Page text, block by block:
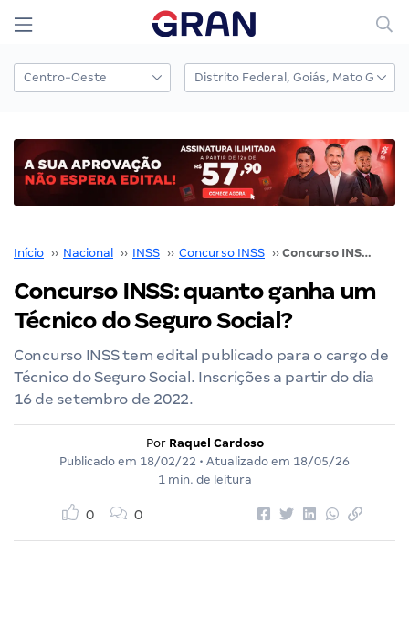
Início ›› Nacional ›› INSS ›› Concurso INSS ›› Concurso INSS: quanto ganha um Técnico do Seguro Social?
Concurso INSS: quanto ganha um
Técnico do Seguro Social?
Concurso INSS tem edital publicado para o cargo de
Técnico do Seguro Social. Inscrições a partir do dia
16 de setembro de 2022.
Por Raquel Cardoso
Publicado em 18/02/22 • Atualizado em 18/05/26
1 min. de leitura
0 0